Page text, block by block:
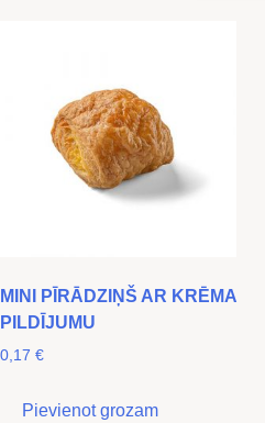
MINI PĪRĀDZIŅŠ AR KRĒMA
PILDĪJUMU
0,17 €
Pievienot grozam